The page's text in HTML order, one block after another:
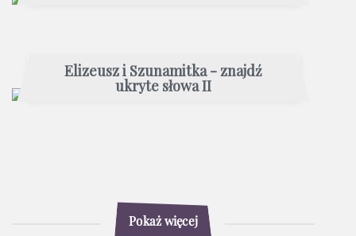
Elizeusz i Szunamitka - znajdź
ukryte słowa II
Pokaż więcej